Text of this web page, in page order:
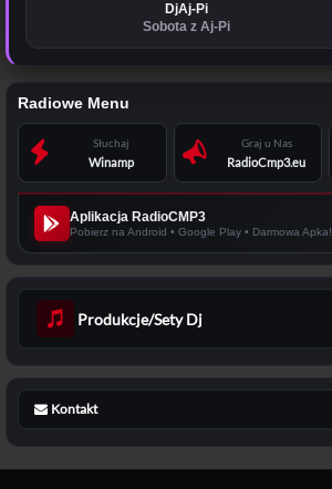
DjAj-Pi
Sobota z Aj-Pi
Radiowe Menu
Słuchaj
Winamp
Graj u Nas
RadioCmp3.eu
Aplikacja RadioCMP3
Pobierz na Android • Google Play • Darmowa Apka!
Produkcje/Sety Dj
Kontakt